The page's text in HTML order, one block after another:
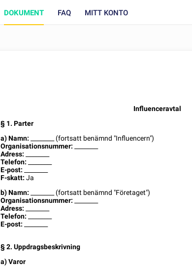
DOKUMENT FAQ MITT KONTO
Influenceravtal
§ 1. Parter
a) Namn:
(fortsatt benämnd "Influencern")
Organisationsnummer:
Adress:
Telefon:
E-post:
F-skatt: Ja
b) Namn:
(fortsatt benämnd "Företaget")
Organisationsnummer:
Adress:
Telefon:
E-post:
§ 2. Uppdragsbeskrivning
a)Varor